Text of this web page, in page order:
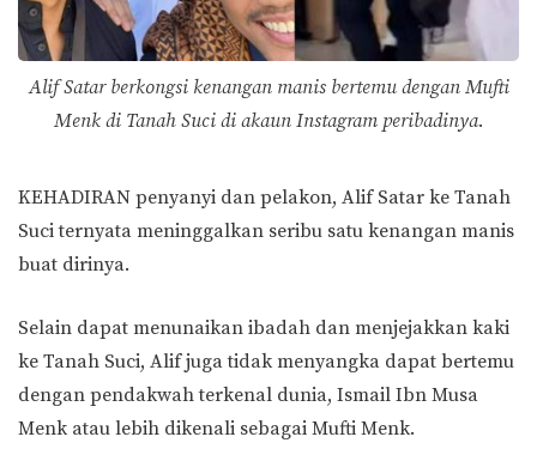
Alif Satar berkongsi kenangan manis bertemu dengan Mufti
Menk di Tanah Suci di akaun Instagram peribadinya.
KEHADIRAN penyanyi dan pelakon, Alif Satar ke Tanah
Suci ternyata meninggalkan seribu satu kenangan manis
buat dirinya.
Selain dapat menunaikan ibadah dan menjejakkan kaki
ke Tanah Suci, Alif juga tidak menyangka dapat bertemu
dengan pendakwah terkenal dunia, Ismail Ibn Musa
Menk atau lebih dikenali sebagai Mufti Menk.